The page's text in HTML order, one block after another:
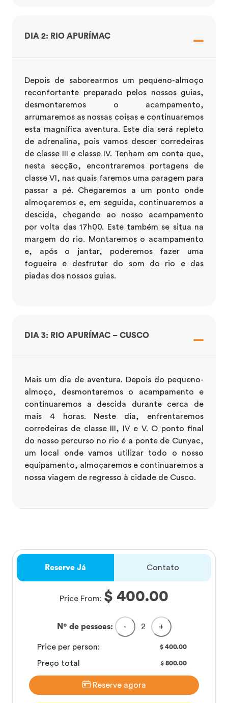
DIA 2: RIO APURÍMAC
Depois de saborearmos um pequeno-almoço
reconfortante preparado pelos nossos guias,
desmontaremos o acampamento,
arrumaremos as nossas coisas e continuaremos
esta magnífica aventura. Este dia será repleto
de adrenalina, pois vamos descer corredeiras
de classe III e classe IV. Tenham em conta que,
nesta secção, encontraremos portagens de
classe VI, nas quais faremos uma paragem para
passar a pé. Chegaremos a um ponto onde
almoçaremos e, em seguida, continuaremos a
descida, chegando ao nosso acampamento
por volta das 17h00. Este também se situa na
margem do rio. Montaremos o acampamento
e, após o jantar, poderemos fazer uma
fogueira e desfrutar do som do rio e das
piadas dos nossos guias.
DIA 3: RIO APURÍMAC – CUSCO
Mais um dia de aventura. Depois do pequeno-
almoço, desmontaremos o acampamento e
continuaremos a descida durante cerca de
mais 4 horas. Neste dia, enfrentaremos
corredeiras de classe III, IV e V. O ponto final
do nosso percurso no rio é a ponte de Cunyac,
um local onde vamos utilizar todo o nosso
equipamento, almoçaremos e continuaremos a
nossa viagem de regresso à cidade de Cusco.
Reserve Já Contato
Price From: $ 400.00
Nº de pessoas: - 2 +
Price per person: $400.00
Preço total $800.00
Reserve agora